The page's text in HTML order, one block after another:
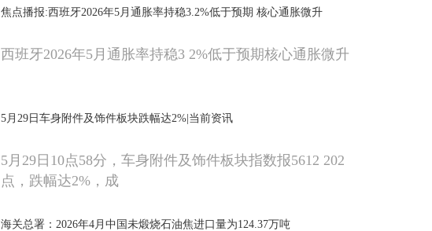
焦点播报:西班牙2026年5月通胀率持稳3.2%低于预期 核心通胀微升
西班牙2026年5月通胀率持稳3 2%低于预期核心通胀微升
5月29日车身附件及饰件板块跌幅达2%|当前资讯
5月29日10点58分，车身附件及饰件板块指数报5612 202
点，跌幅达2%，成
海关总署：2026年4月中国未煅烧石油焦进口量为124.37万吨